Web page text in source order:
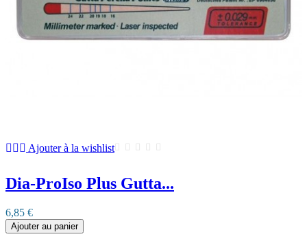
Ajouter à la wishlist
Dia-ProIso Plus Gutta...
6,85 €
Ajouter au panier